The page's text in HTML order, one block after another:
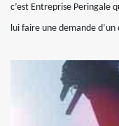
c’est Entreprise Peringale
lui faire une demande d’un